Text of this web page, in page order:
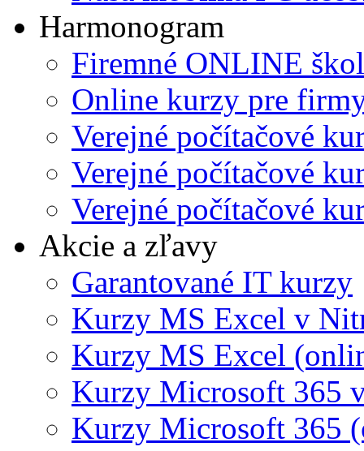
Harmonogram
Firemné ONLINE
Online kurzy pre
Verejné počítačové
Verejné počítačové
Verejné počítačové
Akcie a zľavy
Garantované IT kurzy
Kurzy MS Excel v
Kurzy MS Excel
Kurzy Microsoft 365
Kurzy Microsoft 365